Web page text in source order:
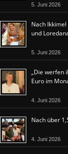
5. Juni 2026
Nach
und
5. Juni 2026
„Die werfen
Euro im
4. Juni 2026
Nach über
4. Juni 2026